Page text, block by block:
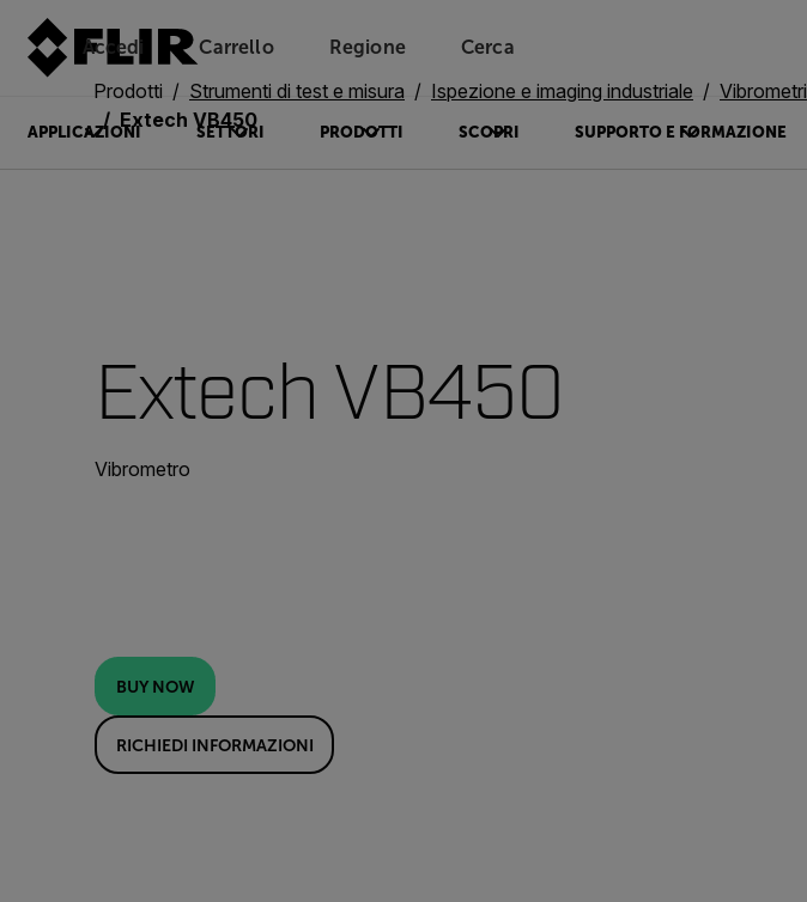
Accedi Unread messages
Carrello
Modello
Rimuovi
articoli
articolo
Aggiungi al carrello
Aggiunto al carrello
Regione Cerca
APPLICAZIONI SETTORI PRODOTTI SCOPRI SUPPORTO E FORMAZIONE
Prodotti Strumenti di test e misura Ispezione e imaging industriale
Vibrometri
Extech VB450
Extech VB450
Vibrometro
BUY NOW
RICHIEDI INFORMAZIONI